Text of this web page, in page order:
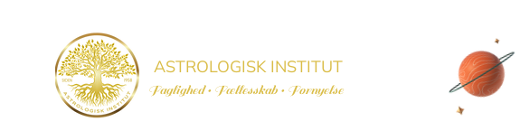
ASTROLOGISK INSTITUT
Faglighed • Fællesskab • Fornyelse